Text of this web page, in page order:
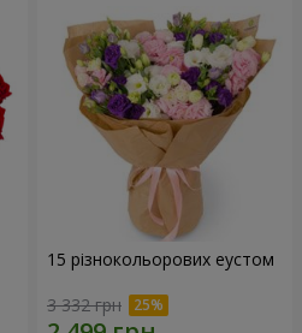
15 різнокольорових еустом
3 332 грн